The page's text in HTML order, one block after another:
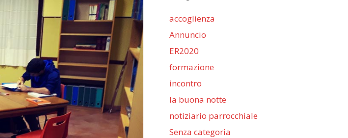
accoglienza
Annuncio
ER2020
formazione
incontro
la buona notte
notiziario parrocchiale
Senza categoria